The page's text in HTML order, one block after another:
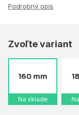
Podrobný opis
Zvoľte variant
160 mm
Na sklade